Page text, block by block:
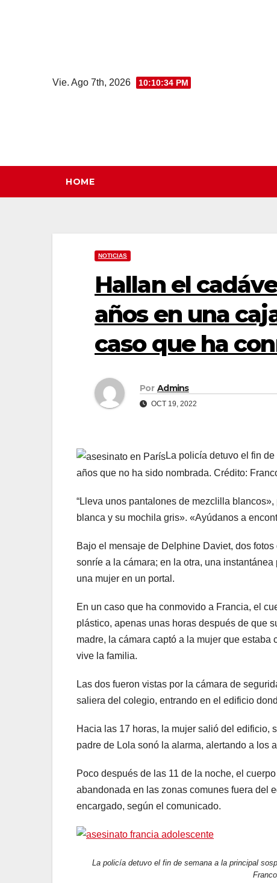
Vie. Ago 7th, 2026 10:10:35 PM
HOME
NOTICIAS
Hallan el
años en una
caso que ha
Por Admins
OCT 19, 2022
La policía detuvo el fin
años que no ha sido nombrada. Crédito:
“Lleva unos pantalones de mezclilla
blanca y su mochila gris». «Ayúdanos a
Bajo el mensaje de Delphine Daviet, dos
sonríe a la cámara; en la otra, una
una mujer en un portal.
En un caso que ha conmovido a Francia, el
plástico, apenas unas horas después de que
madre, la cámara captó a la mujer que
vive la familia.
Las dos fueron vistas por la cámara de
saliera del colegio, entrando en el edificio
Hacia las 17 horas, la mujer salió del edificio,
padre de Lola sonó la alarma, alertando a los
Poco después de las 11 de la noche, el
abandonada en las zonas comunes fuera del
encargado, según el comunicado.
La policía detuvo el fin de semana a la principal